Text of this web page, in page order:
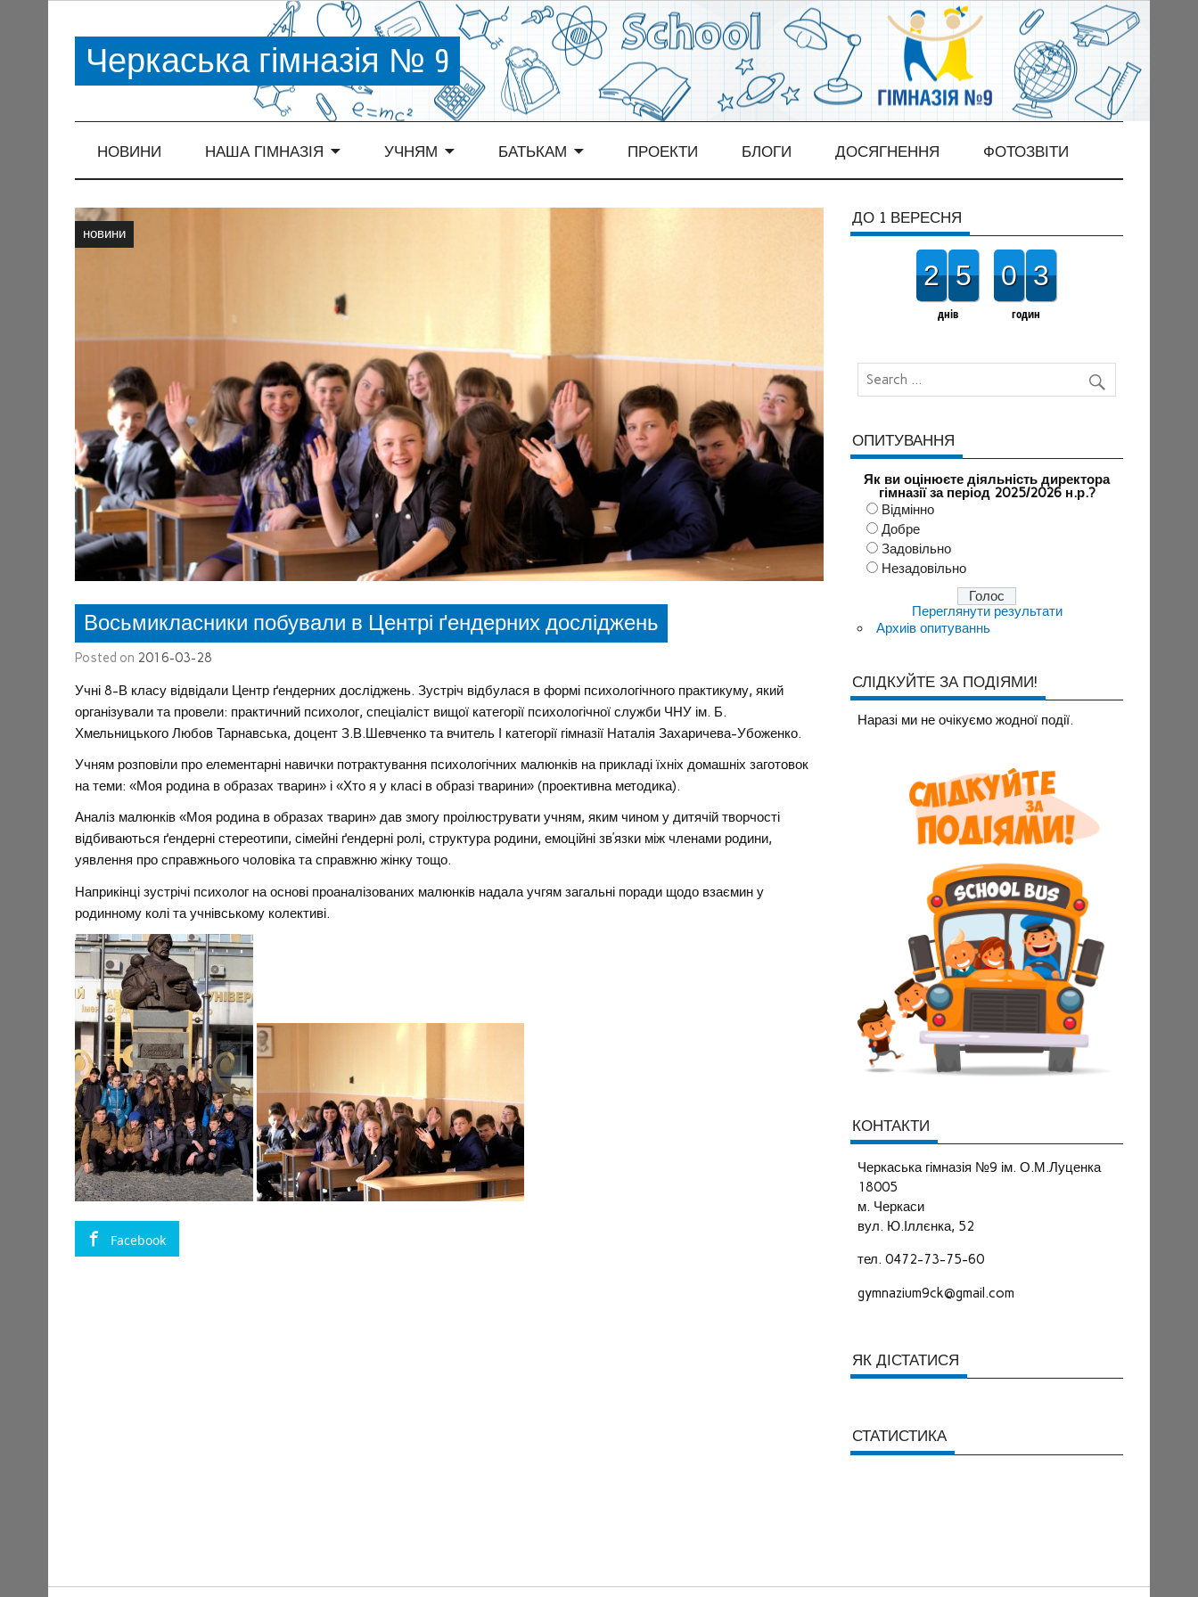
Черкаська гімназія № 9
НОВИНИ НАША ГІМНАЗІЯ УЧНЯМ БАТЬКАМ ПРОЕКТИ БЛОГИ ДОСЯГНЕННЯ ФОТОЗВІТИ
новини
Восьмикласники побували в Центрі ґендерних досліджень
Posted on 2016-03-28
Учні 8-В класу відвідали Центр ґендерних досліджень. Зустріч відбулася в формі психологічного практикуму, який
організували та провели: практичний психолог, спеціаліст вищої категорії психологічної служби ЧНУ ім. Б.
Хмельницького Любов Тарнавська, доцент З.В.Шевченко та вчитель І категорії гімназії Наталія Захаричева-Убоженко.
Учням розповіли про елементарні навички потрактування психологічних малюнків на прикладі їхніх домашніх заготовок
на теми: «Моя родина в образах тварин» і «Хто я у класі в образі тварини» (проективна методика).
Аналіз малюнків «Моя родина в образах тварин» дав змогу проілюструвати учням, яким чином у дитячій творчості
відбиваються ґендерні стереотипи, сімейні ґендерні ролі, структура родини, емоційні зв’язки між членами родини,
уявлення про справжнього чоловіка та справжню жінку тощо.
Наприкінці зустрічі психолог на основі проаналізованих малюнків надала учгям загальні поради щодо взаємин у
родинному колі та учнівському колективі.
Facebook
ДО 1 ВЕРЕСНЯ
2 5
днів
0 3
годин
ОПИТУВАННЯ
Як ви оцінюєте діяльність директора
гімназії за період 2025/2026 н.р.?
Відмінно
Добре
Задовільно
Незадовільно
Переглянути результати
Архиів опитуваннь
СЛІДКУЙТЕ ЗА ПОДІЯМИ!
Наразi ми не очiкуємо жодної події.
КОНТАКТИ
Черкаська гімназія №9 ім. О.М.Луценка
18005
м. Черкаси
вул. Ю.Іллєнка, 52
тел. 0472-73-75-60
gymnazium9ck@gmail.com
ЯК ДІСТАТИСЯ
СТАТИСТИКА